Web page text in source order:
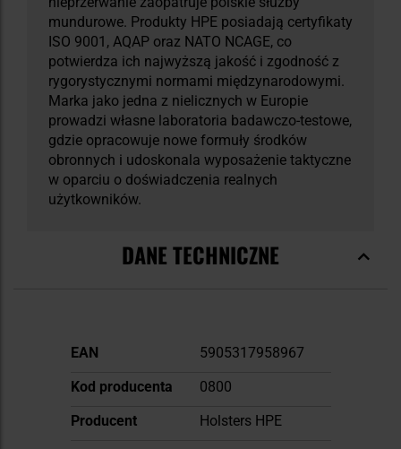
mundurowe. Produkty HPE posiadają certyfikaty
ISO 9001, AQAP oraz NATO NCAGE, co
potwierdza ich najwyższą jakość i zgodność z
rygorystycznymi normami międzynarodowymi.
Marka jako jedna z nielicznych w Europie
prowadzi własne laboratoria badawczo-testowe,
gdzie opracowuje nowe formuły środków
obronnych i udoskonala wyposażenie taktyczne
w oparciu o doświadczenia realnych
użytkowników.
DANE TECHNICZNE
Więcej
EAN
5905317958967
Kod producenta
0800
Producent
Holsters HPE